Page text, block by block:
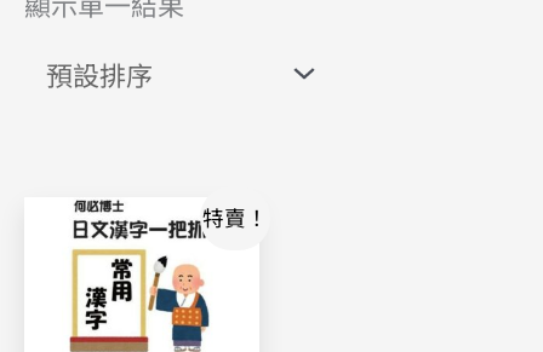
特賣！
原
始
價
格：
NT$380。
目
前
價
格：
NT$342。